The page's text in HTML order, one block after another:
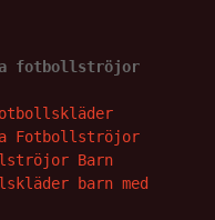
fotbollströjor
Fotbollströjor
Barn
barn med